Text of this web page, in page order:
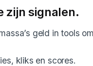
zijn signalen.
geld in tools om
kliks en scores.